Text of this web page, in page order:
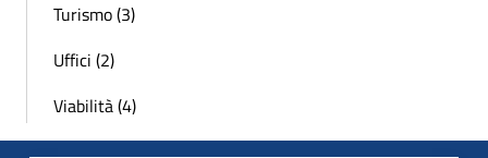
Turismo (3)
Uffici (2)
Viabilità (4)